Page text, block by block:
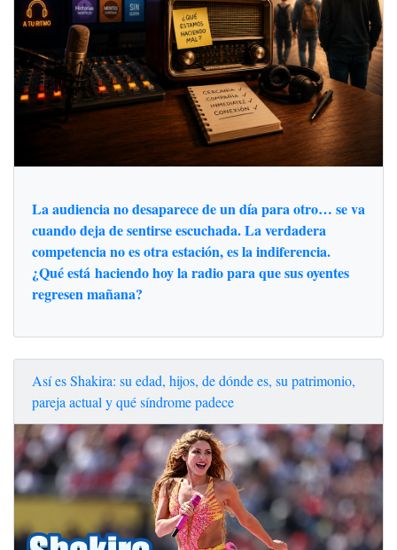
La audiencia no desaparece de un día para otro… se va
cuando deja de sentirse escuchada. La verdadera
competencia no es otra estación, es la indiferencia.
¿Qué está haciendo hoy la radio para que sus oyentes
regresen mañana?
Así es Shakira: su edad, hijos, de dónde es, su patrimonio,
pareja actual y qué síndrome padece